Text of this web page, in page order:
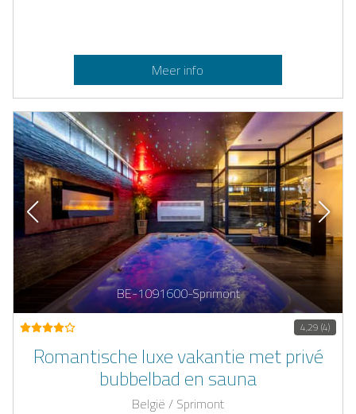
Meer info
BE-1091600-Sprimont
4,29 (4)
Romantische luxe vakantie met privé
bubbelbad en sauna
België / Sprimont